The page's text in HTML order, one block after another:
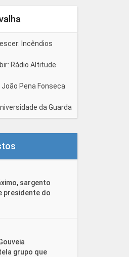
Incêndios
Rádio Altitude
João Pena Fonseca
da Guarda
sargento
presidente do
grupo que